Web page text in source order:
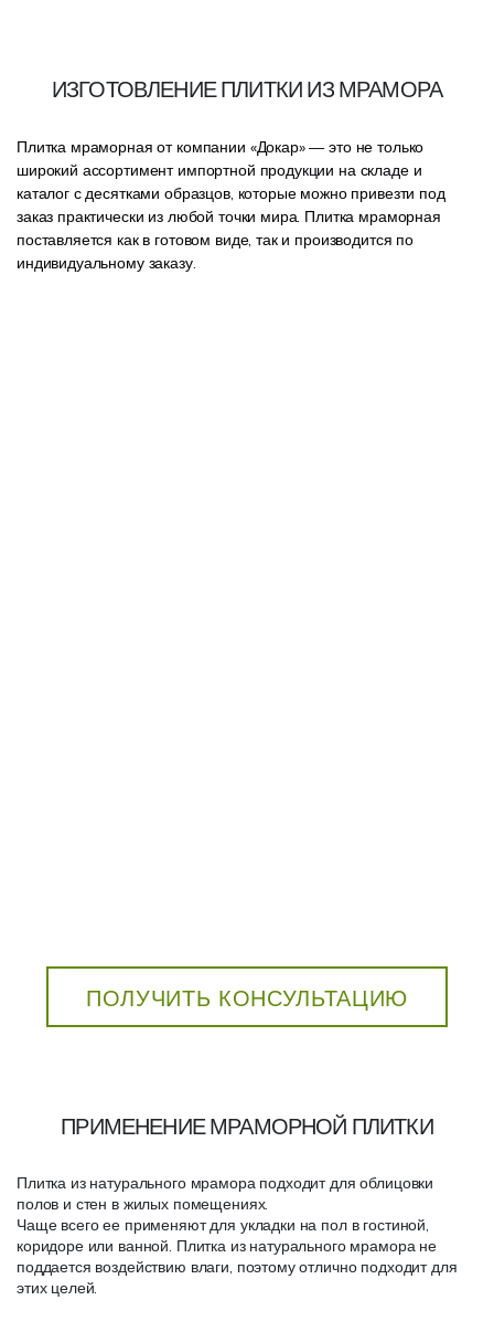
ИЗГОТОВЛЕНИЕ ПЛИТКИ ИЗ МРАМОРА
Плитка мраморная от компании «Докар» — это не только
широкий ассортимент импортной продукции на складе и
каталог с десятками образцов, которые можно привезти под
заказ практически из любой точки мира. Плитка мраморная
поставляется как в готовом виде, так и производится по
индивидуальному заказу.
ПОЛУЧИТЬ КОНСУЛЬТАЦИЮ
ПРИМЕНЕНИЕ МРАМОРНОЙ ПЛИТКИ
Плитка из натурального мрамора подходит для облицовки
полов и стен в жилых помещениях.
Чаще всего ее применяют для укладки на пол в гостиной,
коридоре или ванной. Плитка из натурального мрамора не
поддается воздействию влаги, поэтому отлично подходит для
этих целей.